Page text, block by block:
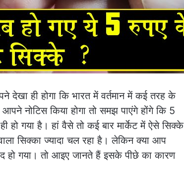
देखा ही होगा कि भारत में वर्तमान में कई तरह के
नोटिस किया होगा तो समझ पाएंगे होंगे कि 5
हो गया है। हां वैसे तो कई बार मार्केट में ऐसे सिक्के
सिक्का ज्यादा चल रहा है। लेकिन क्या आप
हो गया। तो आइए जानते हैं इसके पीछे का कारण